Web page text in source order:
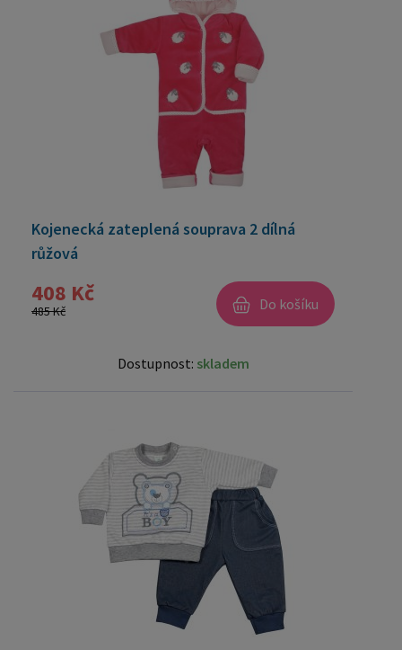
Kojenecká zateplená souprava 2 dílná
růžová
408 Kč
485 Kč Do košíku
Dostupnost: skladem